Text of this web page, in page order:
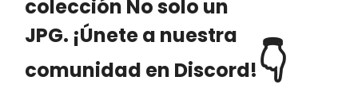
colección No solo un
JPG. ¡Únete a nuestra
comunidad en Discord!👇